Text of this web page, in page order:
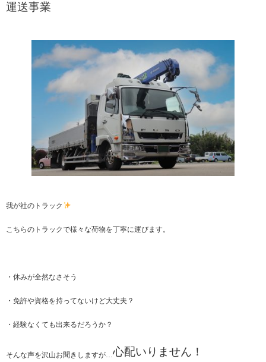
運送事業
我が社のトラック
こちらのトラックで様々な荷物を丁寧に運びます。
・休みが全然なさそう
・免許や資格を持ってないけど大丈夫？
・経験なくても出来るだろうか？
そんな声を沢山お聞きしますが…心配いりません！